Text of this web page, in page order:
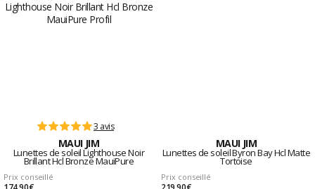
3 avis
MAUI JIM
Lunettes de soleil Lighthouse Noir
Brillant Hcl Bronze MauiPure
Prix conseillé
MAUI JIM
Lunettes de soleil Byron Bay Hcl Matte
Tortoise
Prix conseillé